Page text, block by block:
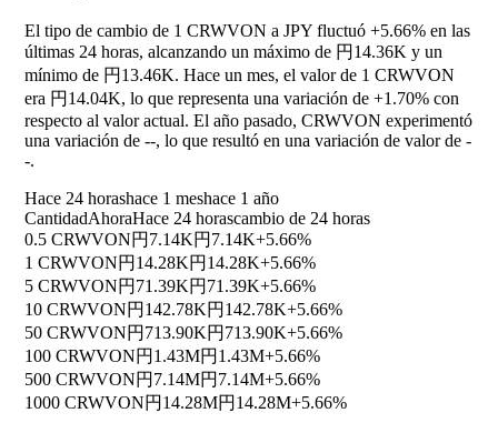
El tipo de cambio de 1 CRWVON a JPY fluctuó +5.66% en las
últimas 24 horas, alcanzando un máximo de 円14.36K y un
mínimo de 円13.46K. Hace un mes, el valor de 1 CRWVON
era 円14.04K, lo que representa una variación de +1.70% con
respecto al valor actual. El año pasado, CRWVON experimentó
una variación de --, lo que resultó en una variación de valor de -
-.
Hace 24 horashace 1 meshace 1 año
CantidadAhoraHace 24 horascambio de 24 horas
0.5 CRWVON円7.14K円7.14K+5.66%
1 CRWVON円14.28K円14.28K+5.66%
5 CRWVON円71.39K円71.39K+5.66%
10 CRWVON円142.78K円142.78K+5.66%
50 CRWVON円713.90K円713.90K+5.66%
100 CRWVON円1.43M円1.43M+5.66%
500 CRWVON円7.14M円7.14M+5.66%
1000 CRWVON円14.28M円14.28M+5.66%